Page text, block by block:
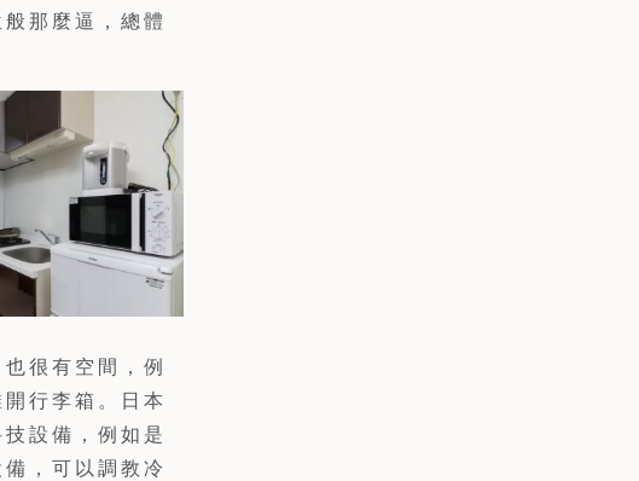
那麼逼，總體
很有空間，例
行李箱。日本
設備，例如是
，可以調教冷